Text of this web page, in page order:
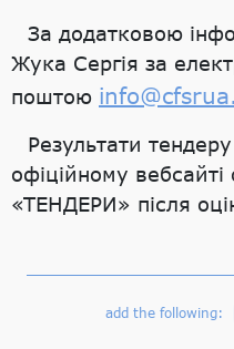
За додатковою
Жука Сергія за
поштою
Результати
офіційному вебсайті
«ТЕНДЕРИ» після
add the following: